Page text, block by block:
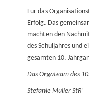
Für das
Erfolg. Das
machten den
des Schuljahres und
gesamten 10.
Das Orgateam des
Stefanie Müller StR‘